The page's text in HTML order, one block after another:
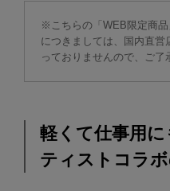
※こちらの「WEB限定商品
につきましては、国内直
っておりませんので、ご了
軽くて仕事用
ティストコラ